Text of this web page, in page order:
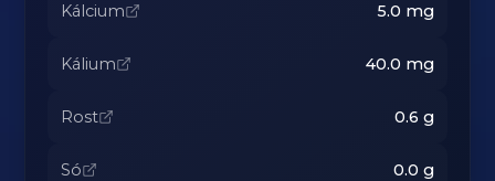
Kálcium 5.0 mg
Kálium 40.0 mg
Rost 0.6 g
Só 0.0 g